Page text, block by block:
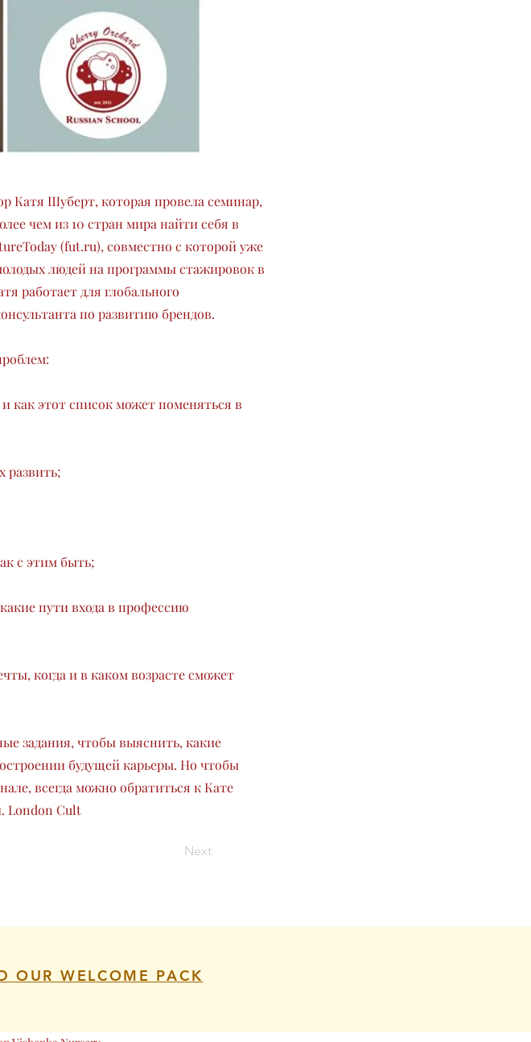
Катя Шуберт, которая провела семинар,
чем из 10 стран мира найти себя в
(fut.ru), совместно с которой уже
людей на программы стажировок в
работает для глобального
по развитию брендов.
как этот список может поменяться в
развить;
с этим быть;
пути входа в профессию
когда и в каком возрасте сможет
задания, чтобы выяснить, какие
будущей карьеры. Но чтобы
всегда можно обратиться к Кате
London Cult
Next
OUR WELCOME PACK